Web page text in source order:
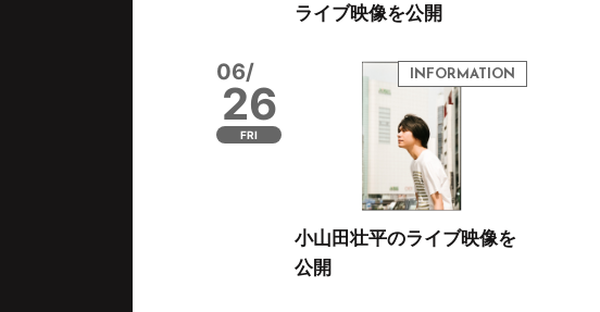
ライブ映像を公開
06/
26
FRI
小山田壮平のライブ映像を
公開